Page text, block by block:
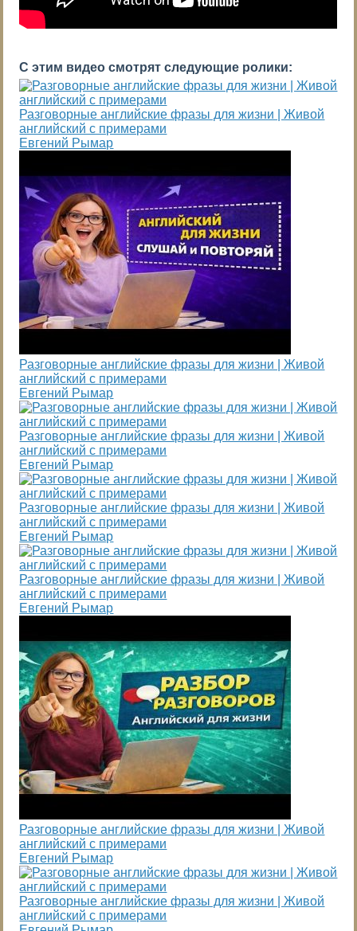
С этим видео смотрят следующие ролики:
Разговорные английские фразы для жизни | Живой
английский с примерами
Евгений Рымар
Разговорные английские фразы для жизни | Живой
английский с примерами
Евгений Рымар
Разговорные английские фразы для жизни | Живой
английский с примерами
Евгений Рымар
Разговорные английские фразы для жизни | Живой
английский с примерами
Евгений Рымар
Разговорные английские фразы для жизни | Живой
английский с примерами
Евгений Рымар
Разговорные английские фразы для жизни | Живой
английский с примерами
Евгений Рымар
Разговорные английские фразы для жизни | Живой
английский с примерами